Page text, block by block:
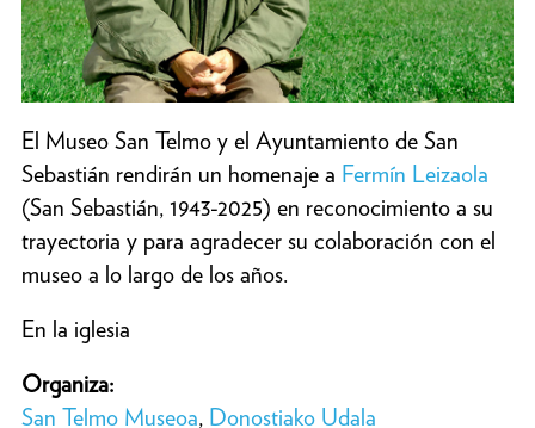
El Museo San Telmo y el Ayuntamiento de San
Sebastián rendirán un homenaje a Fermín Leizaola
(San Sebastián, 1943-2025) en reconocimiento a su
trayectoria y para agradecer su colaboración con el
museo a lo largo de los años.
En la iglesia
Organiza:
San Telmo Museoa, Donostiako Udala